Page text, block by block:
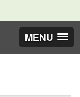
MENU